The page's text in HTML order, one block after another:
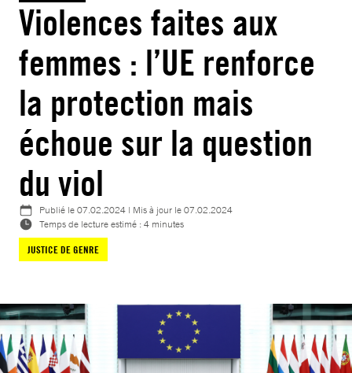
Violences faites aux
femmes : l’UE renforce
la protection mais
échoue sur la question
du viol
Publié le07.02.2024 | Mis à jour le07.02.2024
Temps de lecture estimé : 4 minutes
JUSTICE DE GENRE